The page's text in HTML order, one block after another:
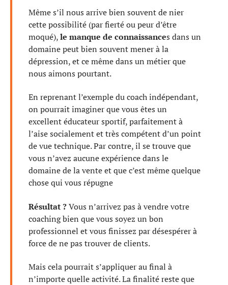
Même s’il nous arrive bien souvent de nier
cette possibilité (par fierté ou peur d’être
moqué),le manque de connaissances dans un
domaine peut bien souvent mener à la
dépression, et ce même dans un métier que
nous aimons pourtant.
En reprenant l’exemple du coach indépendant,
on pourrait imaginer que vous êtes un
excellent éducateur sportif, parfaitement à
l’aise socialement et très compétent d’un point
de vue technique. Par contre, il se trouve que
vous n’avez aucune expérience dans le
domaine de la vente et que c’est même quelque
chose qui vous répugne
Résultat ?Vous n’arrivez pas à vendre votre
coaching bien que vous soyez un bon
professionnel et vous finissez par désespérer à
force de ne pas trouver de clients.
Mais cela pourrait s’appliquer au final à
n’importe quelle activité. La finalité reste que